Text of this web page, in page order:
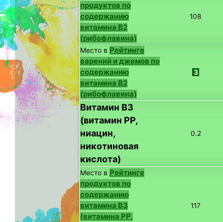
продуктов по
содержанию
витамина B2
(рибофлавина)
108
Место в Рейтинге
варений и джемов по
содержанию
витамина B2
(рибофлавина)
3
Витамин B3
(витамин PP,
ниацин,
никотиновая
кислота)
0.2
Место в Рейтинге
продуктов по
содержанию
витамина B3
(витамина PP,
117